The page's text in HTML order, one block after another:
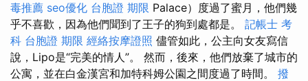
毒推薦 seo優化 台胞證 期限 Palace）度過了蜜月，他們幾
乎不喜歡，因為他們聞到了王子的狗到處都是。 記帳士 考
科 台胞證 期限 經絡按摩證照 儘管如此，公主向女友寫信
說，Lipo是“完美的情人”。 然而，後來，他們放棄了城市的
公寓，並在白金漢宮和加特科姆公園之間度過了時間。 撥